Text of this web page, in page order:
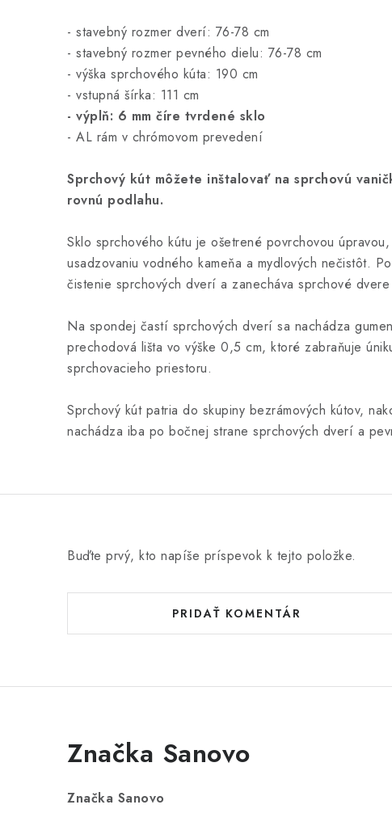
- stavebný rozmer dverí: 76-78 cm
- stavebný rozmer pevného dielu: 76-78 cm
- výška sprchového kúta: 190 cm
- vstupná šírka: 111 cm
- výplň: 6 mm číre tvrdené sklo
- AL rám v chrómovom prevedení
Sprchový kút môžete inštalovať na sprchovú
rovnú podlahu.
Sklo sprchového kútu je ošetrené povrchovou
usadzovaniu vodného kameňa a mydlových nečistôt.
čistenie sprchových dverí a zanecháva sprchové
Na spondej častí sprchových dverí sa nachádza
prechodová lišta vo výške 0,5 cm, ktoré zabraňuje
sprchovacieho priestoru.
Sprchový kút patria do skupiny bezrámových kútov,
nachádza iba po bočnej strane sprchových dverí a
Buďte prvý, kto napíše príspevok k tejto položke.
PRIDAŤ KOMENTÁR
Značka Sanovo
Značka Sanovo